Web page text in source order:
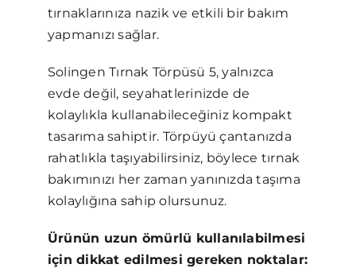
tırnaklarınıza nazik ve etkili bir bakım
yapmanızı sağlar.
Solingen Tırnak Törpüsü 5, yalnızca
evde değil, seyahatlerinizde de
kolaylıkla kullanabileceğiniz kompakt
tasarıma sahiptir. Törpüyü çantanızda
rahatlıkla taşıyabilirsiniz, böylece tırnak
bakımınızı her zaman yanınızda taşıma
kolaylığına sahip olursunuz.
Ürünün uzun ömürlü kullanılabilmesi
için dikkat edilmesi gereken noktalar: